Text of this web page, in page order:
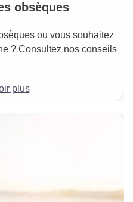
obsèques
ou vous souhaitez
? Consultez nos conseils
plus